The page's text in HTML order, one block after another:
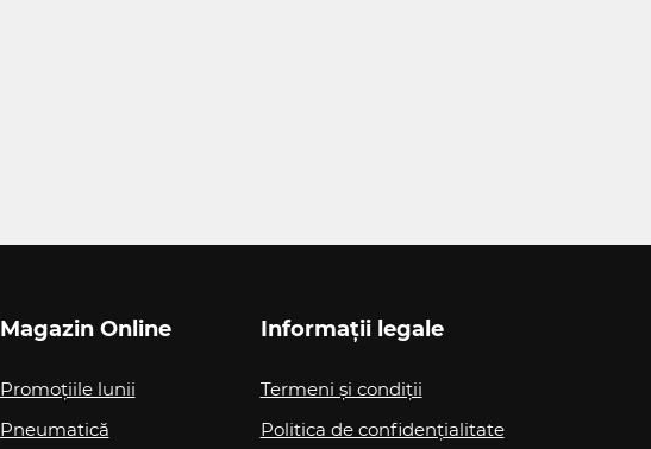
Magazin Online
Promoțiile lunii
Pneumatică
Informații legale
Termeni și condiții
Politica de confidențialitate